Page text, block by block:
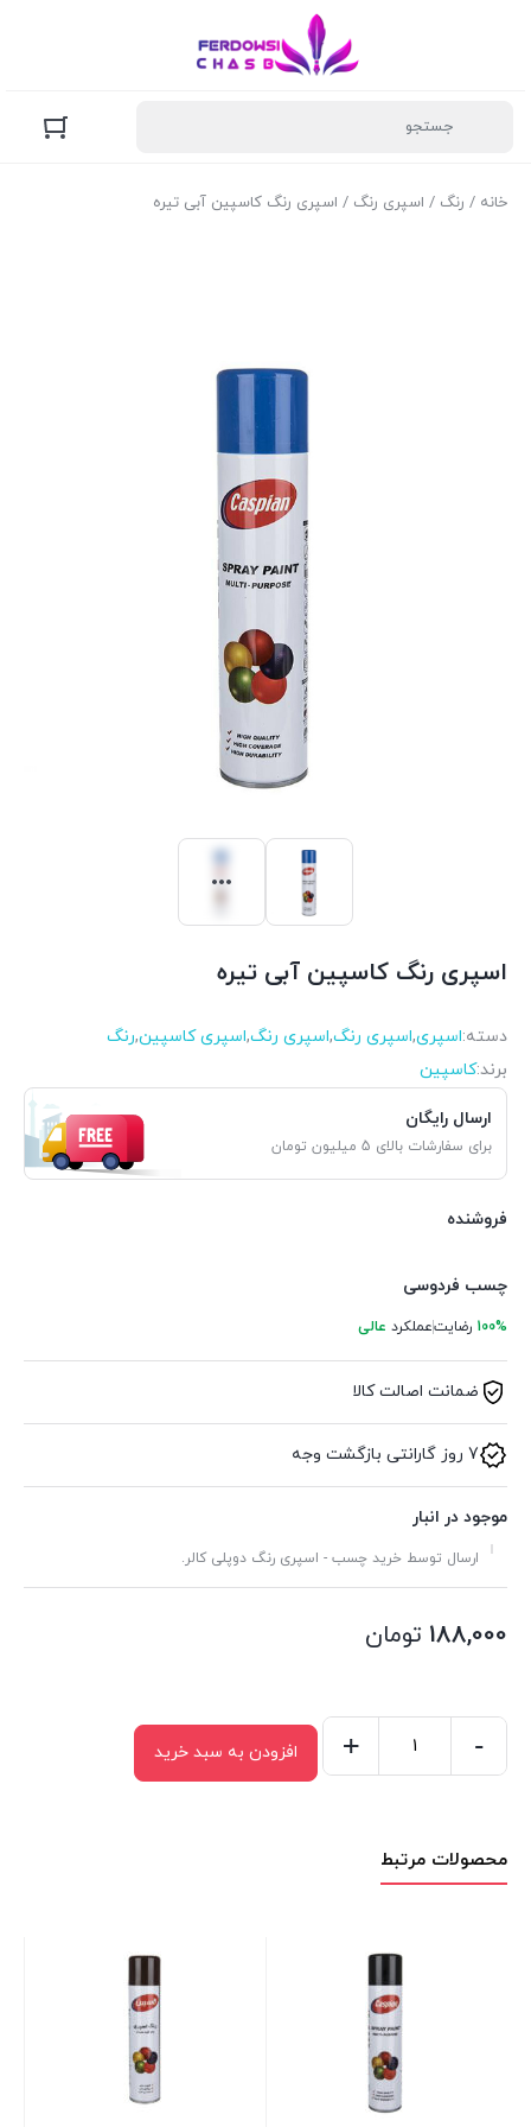
خانه / رنگ / اسپری رنگ / اسپری رنگ کاسپین آبی تیره
اسپری رنگ کاسپین آبی تیره
دسته:اسپری,اسپری رنگ,اسپری رنگ,اسپری کاسپین,رنگ
برند:کاسپین
ارسال رایگان
برای سفارشات بالای 5 میلیون تومان
فروشنده
چسب فردوسی
100% رضایتعملکرد عالی
ضمانت اصالت کالا
7 روز گارانتی بازگشت وجه
موجود در انبار
ارسال توسط خرید چسب - اسپری رنگ دوپلی کالر.
188,000 تومان
آبی
-
+ افزودن به سبد خرید
محصولات مرتبط